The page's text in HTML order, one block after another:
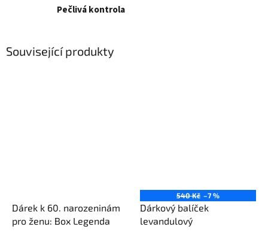
Pečlivá kontrola
Související produkty
Dárek k 60. narozeninám
pro ženu: Box Legenda
540 Kč –7 %
Dárkový balíček
levandulový